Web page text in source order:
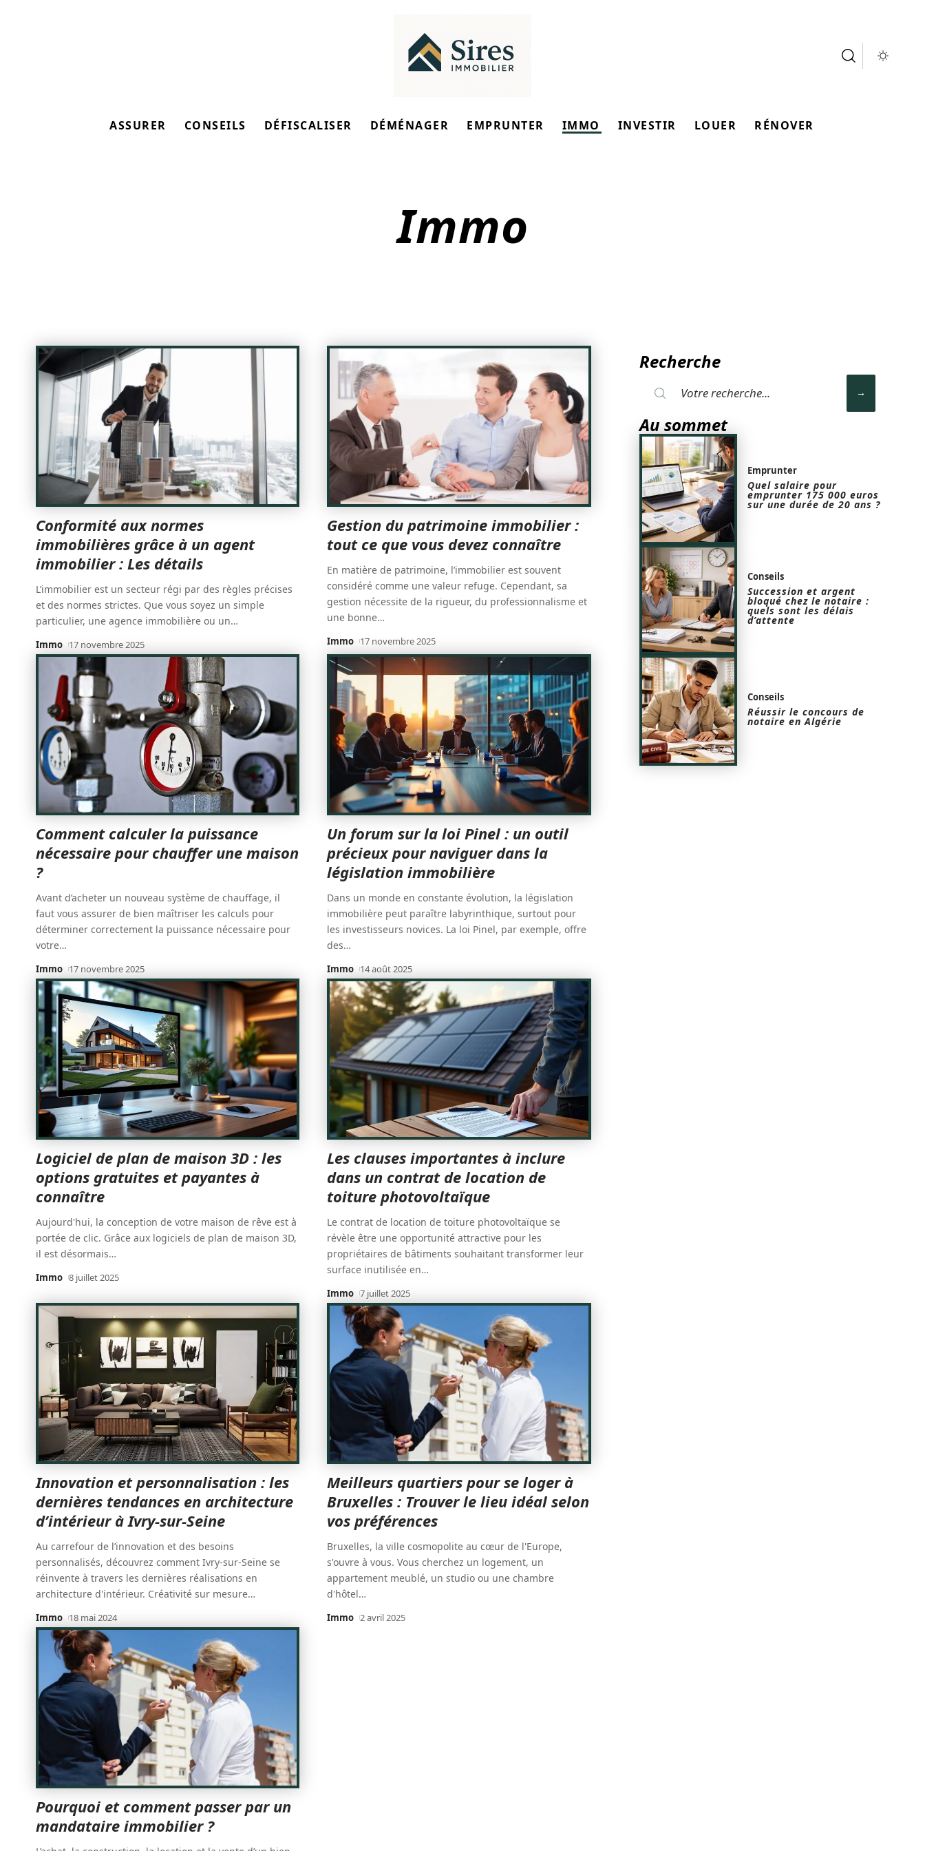
ASSURER CONSEILS DÉFISCALISER DÉMÉNAGER EMPRUNTER IMMO INVESTIR LOUER RÉNOVER
Immo
Conformité aux normes
immobilières grâce à un agent
immobilier : Les détails
L’immobilier est un secteur régi par des règles précises
et des normes strictes. Que vous soyez un simple
particulier, une agence immobilière ou un…
Immo 17 novembre 2025
Gestion du patrimoine immobilier :
tout ce que vous devez connaître
En matière de patrimoine, l’immobilier est souvent
considéré comme une valeur refuge. Cependant, sa
gestion nécessite de la rigueur, du professionnalisme et
une bonne…
Immo 17 novembre 2025
Comment calculer la puissance
nécessaire pour chauffer une maison
?
Avant d’acheter un nouveau système de chauffage, il
faut vous assurer de bien maîtriser les calculs pour
déterminer correctement la puissance nécessaire pour
votre…
Immo 17 novembre 2025
Un forum sur la loi Pinel : un outil
précieux pour naviguer dans la
législation immobilière
Dans un monde en constante évolution, la législation
immobilière peut paraître labyrinthique, surtout pour
les investisseurs novices. La loi Pinel, par exemple, offre
des…
Immo 14 août 2025
Logiciel de plan de maison 3D : les
options gratuites et payantes à
connaître
Aujourd'hui, la conception de votre maison de rêve est à
portée de clic. Grâce aux logiciels de plan de maison 3D,
il est désormais…
Immo 8 juillet 2025
Les clauses importantes à inclure
dans un contrat de location de
toiture photovoltaïque
Le contrat de location de toiture photovoltaïque se
révèle être une opportunité attractive pour les
propriétaires de bâtiments souhaitant transformer leur
surface inutilisée en…
Immo 7 juillet 2025
Innovation et personnalisation : les
dernières tendances en architecture
d’intérieur à Ivry-sur-Seine
Au carrefour de l’innovation et des besoins
personnalisés, découvrez comment Ivry-sur-Seine se
réinvente à travers les dernières réalisations en
architecture d'intérieur. Créativité sur mesure…
Immo 18 mai 2024
Meilleurs quartiers pour se loger à
Bruxelles : Trouver le lieu idéal selon
vos préférences
Bruxelles, la ville cosmopolite au cœur de l'Europe,
s'ouvre à vous. Vous cherchez un logement, un
appartement meublé, un studio ou une chambre
d'hôtel…
Immo 2 avril 2025
Pourquoi et comment passer par un
mandataire immobilier ?
Recherche
Au sommet
Emprunter
Quel salaire pour
emprunter 175 000 euros
sur une durée de 20 ans ?
Conseils
Succession et argent
bloqué chez le notaire :
quels sont les délais
d’attente
Conseils
Réussir le concours de
notaire en Algérie